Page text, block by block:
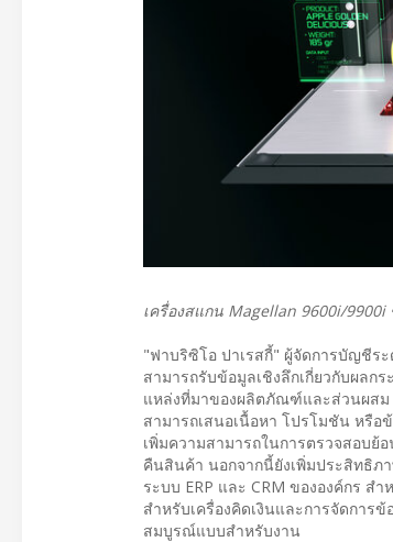
เครื่องสแกน Magellan 9600i/
"ฟาบริซิโอ ปาเรสกี้" ผู้จัดการบัญชีร
สามารถรับข้อมูลเชิงลึกเกี่ยวกับผลก
แหล่งที่มาของผลิตภัณฑ์และส่วนผสม
สามารถเสนอเนื้อหา โปรโมชัน หรือ
เพิ่มความสามารถในการตรวจสอบย้
คืนสินค้า นอกจากนี้ยังเพิ่มประสิทธิภ
ระบบ ERP และ CRM ขององค์กร
สำหรับเครื่องคิดเงินและการจัดการ
สมบูรณ์แบบสำหรับงาน